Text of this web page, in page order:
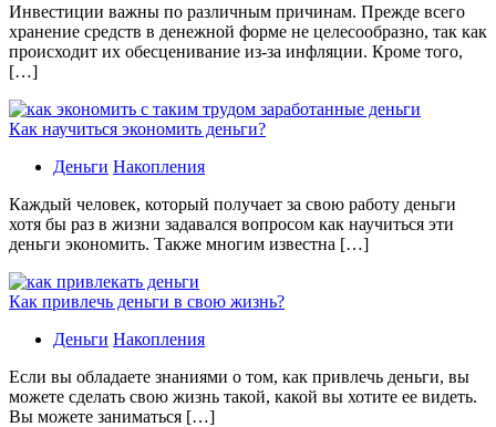
Инвестиции важны по различным причинам. Прежде всего
хранение средств в денежной форме не целесообразно, так как
происходит их обесценивание из-за инфляции. Кроме того,
[…]
Как научиться экономить деньги?
Деньги Накопления
Каждый человек, который получает за свою работу деньги
хотя бы раз в жизни задавался вопросом как научиться эти
деньги экономить. Также многим известна […]
Как привлечь деньги в свою жизнь?
Деньги Накопления
Если вы обладаете знаниями о том, как привлечь деньги, вы
можете сделать свою жизнь такой, какой вы хотите ее видеть.
Вы можете заниматься […]